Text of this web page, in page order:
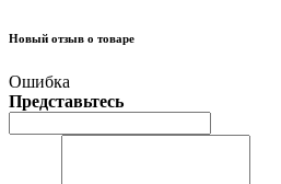
Новый отзыв о товаре
Ошибка
Представьтесь